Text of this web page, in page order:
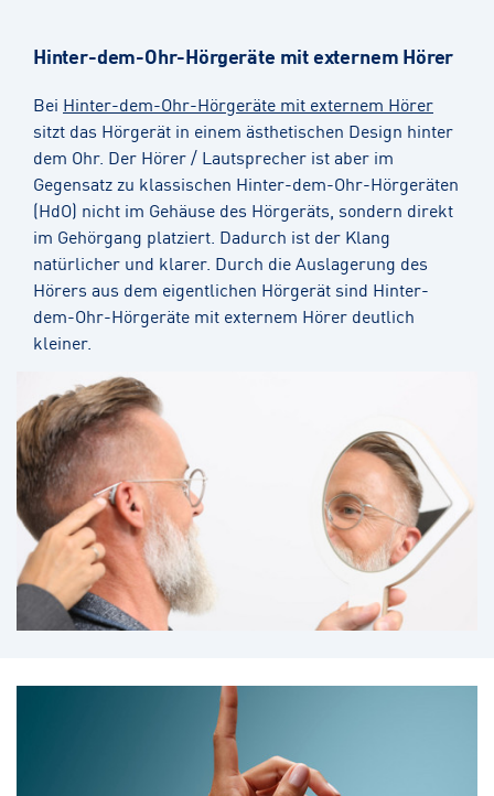
Hinter-dem-Ohr-Hörgeräte mit externem Hörer
Bei Hinter-dem-Ohr-Hörgeräte mit externem Hörer
sitzt das Hörgerät in einem ästhetischen Design hinter
dem Ohr. Der Hörer / Lautsprecher ist aber im
Gegensatz zu klassischen Hinter-dem-Ohr-Hörgeräten
(HdO) nicht im Gehäuse des Hörgeräts, sondern direkt
im Gehörgang platziert. Dadurch ist der Klang
natürlicher und klarer. Durch die Auslagerung des
Hörers aus dem eigentlichen Hörgerät sind Hinter-
dem-Ohr-Hörgeräte mit externem Hörer deutlich
kleiner.